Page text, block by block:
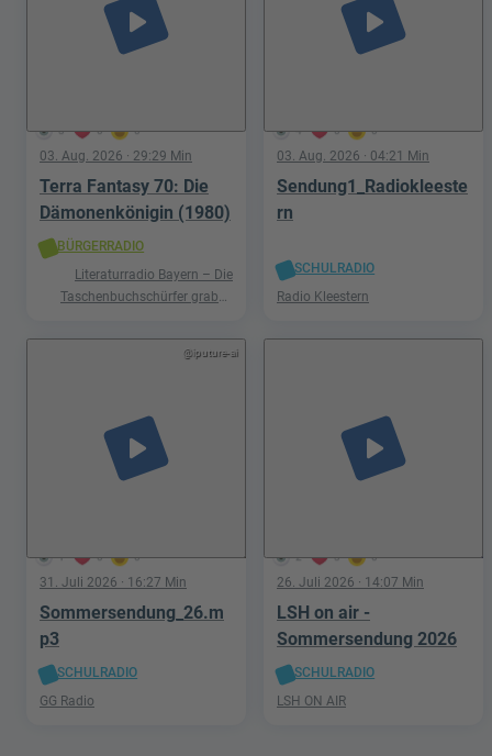
3 0 0
play_arrow
03. Aug. 2026 · 29:29 Min
Terra Fantasy 70: Die
Dämonenkönigin (1980)
BÜRGERRADIO
Literaturradio Bayern – Die
Taschenbuchschürfer graben
Phantastik
4 0 0
play_arrow
03. Aug. 2026 · 04:21 Min
Sendung1_Radiokleeste
rn
SCHULRADIO
Radio Kleestern
@iputure-ai
1 0 0
play_arrow
31. Juli 2026 · 16:27 Min
Sommersendung_26.m
p3
SCHULRADIO
GG Radio
2 3 0
play_arrow
26. Juli 2026 · 14:07 Min
LSH on air -
Sommersendung 2026
SCHULRADIO
LSH ON AIR